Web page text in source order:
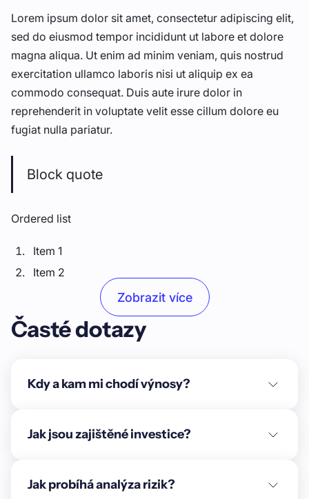
Lorem ipsum dolor sit amet, consectetur adipiscing elit,
sed do eiusmod tempor incididunt ut labore et dolore
magna aliqua. Ut enim ad minim veniam, quis nostrud
exercitation ullamco laboris nisi ut aliquip ex ea
commodo consequat. Duis aute irure dolor in
reprehenderit in voluptate velit esse cillum dolore eu
fugiat nulla pariatur.
Block quote
Ordered list
Item 1
Item 2
Unordered list
Item B
Text link
Emphasis
Zobrazit více
Časté dotazy
Kdy a kam mi chodí výnosy?
Jak jsou zajištěné investice?
Jak probíhá analýza rizik?